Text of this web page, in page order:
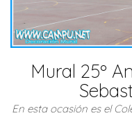
Mural 25º
En esta ocasión es el